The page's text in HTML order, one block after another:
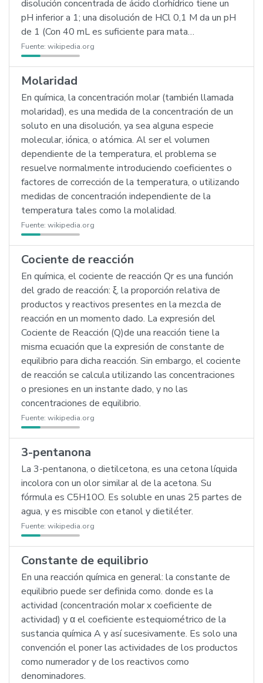
disolución concentrada de ácido clorhídrico tiene un
pH inferior a 1; una disolución de HCl 0,1 M da un pH
de 1 (Con 40 mL es suficiente para mata…
Fuente: wikipedia.org
Molaridad
En química, la concentración molar (también llamada
molaridad), es una medida de la concentración de un
soluto en una disolución, ya sea alguna especie
molecular, iónica, o atómica. Al ser el volumen
dependiente de la temperatura, el problema se
resuelve normalmente introduciendo coeficientes o
factores de corrección de la temperatura, o utilizando
medidas de concentración independiente de la
temperatura tales como la molalidad.
Fuente: wikipedia.org
Cociente de reacción
En química, el cociente de reacción Qr es una función
del grado de reacción: ξ, la proporción relativa de
productos y reactivos presentes en la mezcla de
reacción en un momento dado. La expresión del
Cociente de Reacción (Q)de una reacción tiene la
misma ecuación que la expresión de constante de
equilibrio para dicha reacción. Sin embargo, el cociente
de reacción se calcula utilizando las concentraciones
o presiones en un instante dado, y no las
concentraciones de equilibrio.
Fuente: wikipedia.org
3-pentanona
La 3-pentanona, o dietilcetona, es una cetona líquida
incolora con un olor similar al de la acetona. Su
fórmula es C5H10O. Es soluble en unas 25 partes de
agua, y es miscible con etanol y dietiléter.
Fuente: wikipedia.org
Constante de equilibrio
En una reacción química en general: la constante de
equilibrio puede ser definida como. donde es la
actividad (concentración molar x coeficiente de
actividad) y α el coeficiente estequiométrico de la
sustancia química A y así sucesivamente. Es solo una
convención el poner las actividades de los productos
como numerador y de los reactivos como
denominadores.